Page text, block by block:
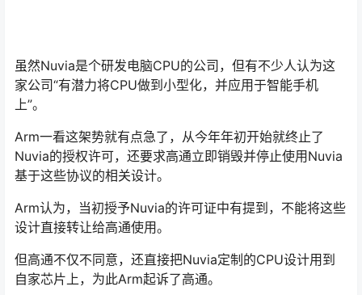
虽然Nuvia是个研发电脑CPU的公司，但有不少人认为这
家公司“有潜力将CPU做到小型化，并应用于智能手机
上”。
Arm一看这架势就有点急了，从今年年初开始就终止了
Nuvia的授权许可，还要求高通立即销毁并停止使用Nuvia
基于这些协议的相关设计。
Arm认为，当初授予Nuvia的许可证中有提到，不能将这些
设计直接转让给高通使用。
但高通不仅不同意，还直接把Nuvia定制的CPU设计用到
自家芯片上，为此Arm起诉了高通。